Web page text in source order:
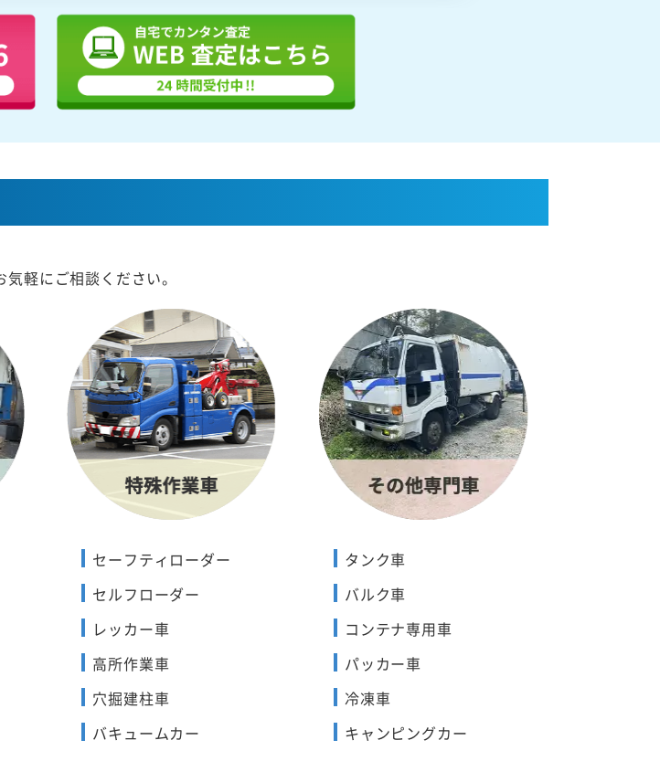
軽にご相談ください。
セーフティローダー
セルフローダー
レッカー車
高所作業車
穴掘建柱車
バキュームカー
タンク車
バルク車
コンテナ専用車
パッカー車
冷凍車
キャンピングカー